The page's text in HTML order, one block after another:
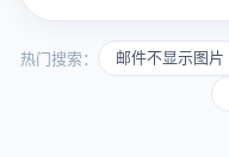
热门搜索： 邮件不显示图片